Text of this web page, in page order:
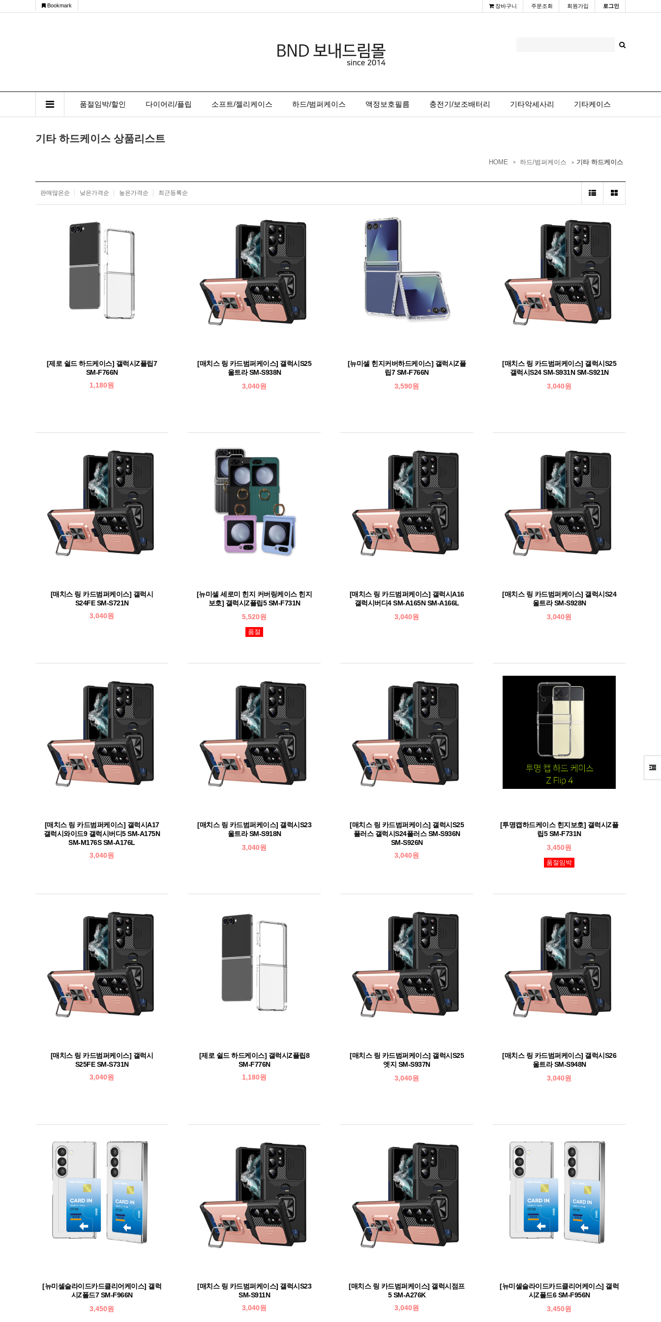
Bookmark 장바구니 주문조회 회원가입 로그인
품절임박/할인 다이어리/플립 소프트/젤리케이스 하드/범퍼케이스 액정보호필름 충전기/보조배터리 기타악세사리 기타케이스
기타 하드케이스 상품리스트
HOME 하드/범퍼케이스 기타 하드케이스
판매많은순 낮은가격순 높은가격순 최근등록순
[제로 쉴드 하드케이스] 갤럭시Z플립7
SM-F766N
1,180원
[매치스 링 카드범퍼케이스] 갤럭시S25
울트라 SM-S938N
3,040원
[뉴미셀 힌지커버하드케이스] 갤럭시Z플
립7 SM-F766N
3,590원
[매치스 링 카드범퍼케이스] 갤럭시S25
갤럭시S24 SM-S931N SM-S921N
3,040원
[매치스 링 카드범퍼케이스] 갤럭시
S24FE SM-S721N
3,040원
[뉴미셀 세로미 힌지 커버링케이스 힌지
보호] 갤럭시Z플립5 SM-F731N
5,520원
품절
[매치스 링 카드범퍼케이스] 갤럭시A16
갤럭시버디4 SM-A165N SM-A166L
3,040원
[매치스 링 카드범퍼케이스] 갤럭시S24
울트라 SM-S928N
3,040원
[매치스 링 카드범퍼케이스] 갤럭시A17
갤럭시와이드9 갤럭시버디5 SM-A175N
SM-M176S SM-A176L
3,040원
[매치스 링 카드범퍼케이스] 갤럭시S23
울트라 SM-S918N
3,040원
[매치스 링 카드범퍼케이스] 갤럭시S25
플러스 갤럭시S24플러스 SM-S936N
SM-S926N
3,040원
[투명캡하드케이스 힌지보호] 갤럭시Z플
립5 SM-F731N
3,450원
품절임박
[매치스 링 카드범퍼케이스] 갤럭시
S25FE SM-S731N
3,040원
[제로 쉴드 하드케이스] 갤럭시Z플립8
SM-F776N
1,180원
[매치스 링 카드범퍼케이스] 갤럭시S25
엣지 SM-S937N
3,040원
[매치스 링 카드범퍼케이스] 갤럭시S26
울트라 SM-S948N
3,040원
[뉴미셀슬라이드카드클리어케이스] 갤럭
시Z폴드7 SM-F966N
3,450원
[매치스 링 카드범퍼케이스] 갤럭시S23
SM-S911N
3,040원
[매치스 링 카드범퍼케이스] 갤럭시점프
5 SM-A276K
3,040원
[뉴미셀슬라이드카드클리어케이스] 갤럭
시Z폴드6 SM-F956N
3,450원